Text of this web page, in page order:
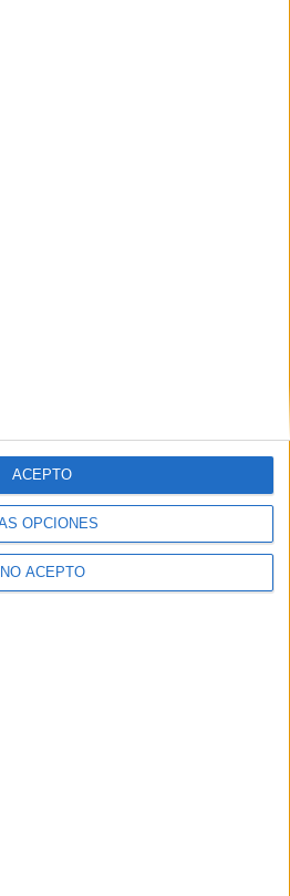
OPCIONES
NO ACEPTO
ACEPTO
por registrarte te daremos
ebook con 100 consejos para tu